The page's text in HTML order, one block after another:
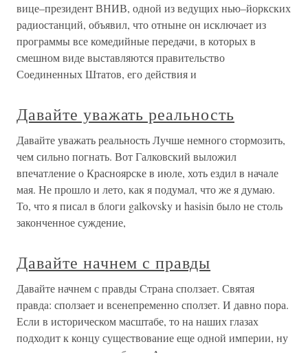
вице–президент ВНИВ, одной из ведущих нью–йоркских
радиостанций, объявил, что отныне он исключает из
программы все комедийные передачи, в которых в
смешном виде выставляются правительство
Соединенных Штатов, его действия и
Давайте уважать реальность
Давайте уважать реальность Лучше немного стормозить,
чем сильно погнать. Вот Галковский выложил
впечатление о Красноярске в июле, хоть ездил в начале
мая. Не прошло и лето, как я подумал, что же я думаю.
То, что я писал в блоги galkovsky и hasisin было не столь
законченное суждение,
Давайте начнем с правды
Давайте начнем с правды Страна сползает. Святая
правда: сползает и всенепременно сползет. И давно пора.
Если в историческом масштабе, то на наших глазах
подходит к концу существование еще одной империи, ну